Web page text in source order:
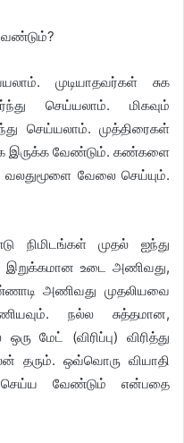
முடியாதவர்கள் சுக
செய்யலாம். மிகவும்
செய்யலாம். முத்திரைகள்
இருக்க வேண்டும். கண்களை
வலதுமூளை வேலை செய்யும்.
நிமிடங்கள் முதல் ஐந்து
உடை அணிவது,
அணிவது முதலியவை
நல்ல சுத்தமான,
மேட் (விரிப்பு) விரித்து
தரும். ஒவ்வொரு வியாதி
செய்ய வேண்டும் என்பதை